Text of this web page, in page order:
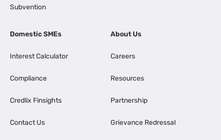
Subvention
Domestic SMEs
Interest Calculator
Compliance
Credlix Finsights
Contact Us
About Us
Careers
Resources
Partnership
Grievance Redressal